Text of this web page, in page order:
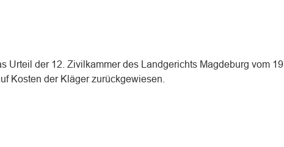
Urteil der 12. Zivilkammer des Landgerichts Magdeburg vom 19.
Kosten der Kläger zurückgewiesen.